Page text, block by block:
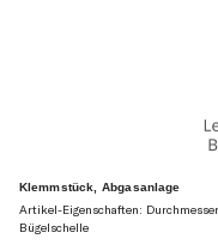
Klemmstück, Abgasanlage
Artikel-Eigenschaften:
Bügelschelle